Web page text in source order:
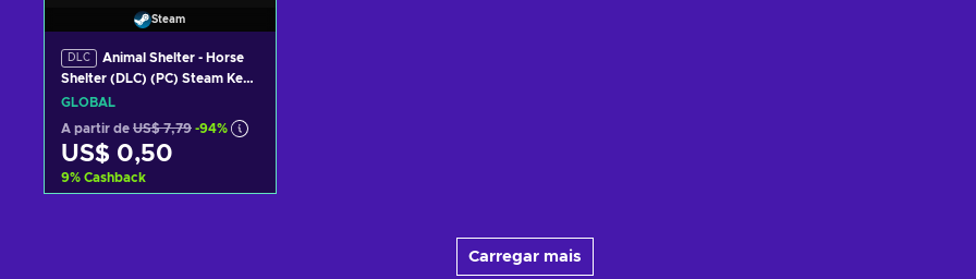
Steam
DLC
Animal Shelter - Horse
Shelter (DLC) (PC) Steam Key
GLOBAL
GLOBAL
A partir de US$ 7,79 -94%
US$ 0,50
9% Cashback
Carregar mais